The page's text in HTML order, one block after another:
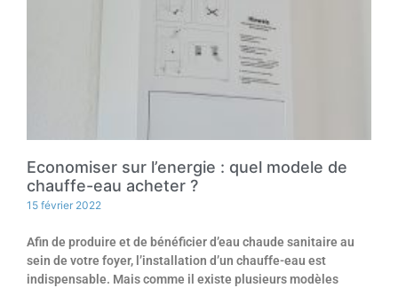
Economiser sur l’energie : quel modele de
chauffe-eau acheter ?
15 février 2022
Afin de produire et de bénéficier d’eau chaude sanitaire au
sein de votre foyer, l’installation d’un chauffe-eau est
indispensable. Mais comme il existe plusieurs modèles